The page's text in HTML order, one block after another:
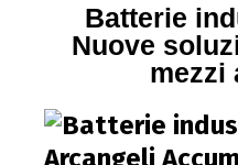
Batterie
Nuove
mezzi